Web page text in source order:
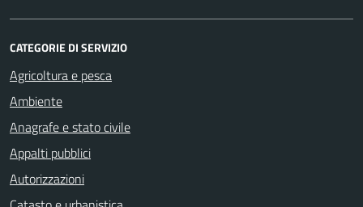
CATEGORIE DI SERVIZIO
Agricoltura e pesca
Ambiente
Anagrafe e stato civile
Appalti pubblici
Autorizzazioni